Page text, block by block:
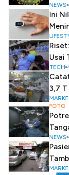
NEWS
Ini
Usai
TECH
3,7
FOTO
NEWS